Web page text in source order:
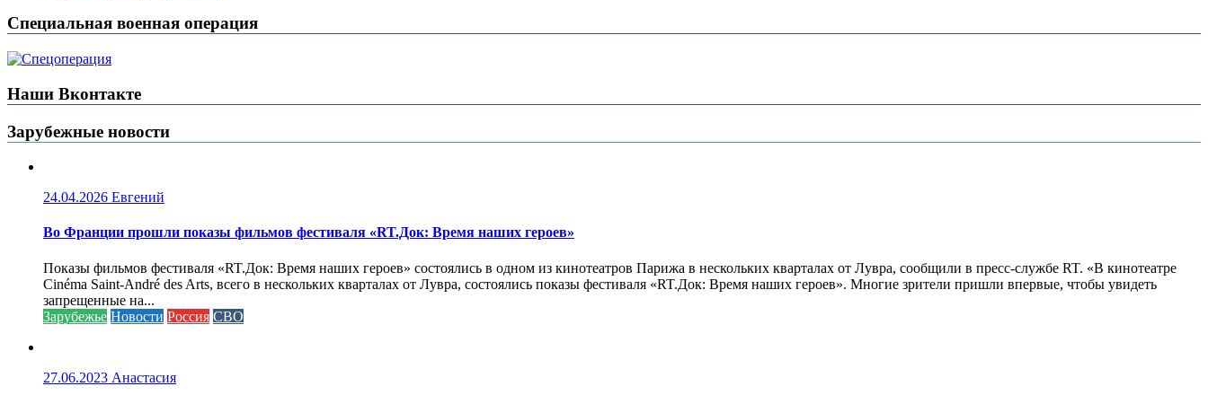
Специальная военная операция
Наши Вконтакте
Зарубежные новости
24.04.2026 Евгений
Во Франции прошли показы фильмов фестиваля «RT.Док: Время наших героев»
Показы фильмов фестиваля «RT.Док: Время наших героев» состоялись в одном из кинотеатров Парижа в нескольких кварталах от Лувра, сообщили в пресс-службе RT. «В кинотеатре
Cinéma Saint-André des Arts, всего в нескольких кварталах от Лувра, состоялись показы фестиваля «RT.Док: Время наших героев». Многие зрители пришли впервые, чтобы увидеть
запрещенные на...
Зарубежье Новости Россия СВО
27.06.2023 Анастасия